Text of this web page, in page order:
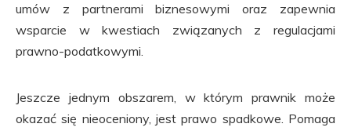
umów z partnerami biznesowymi oraz zapewnia
wsparcie w kwestiach związanych z regulacjami
prawno-podatkowymi.
Jeszcze jednym obszarem, w którym prawnik może
okazać się nieoceniony, jest prawo spadkowe. Pomaga